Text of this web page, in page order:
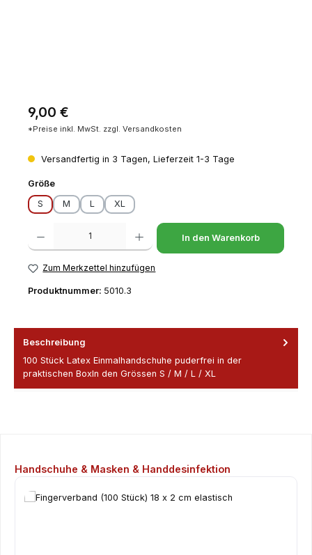
Regulärer Preis:
9,00 €
*Preise inkl. MwSt. zzgl. Versandkosten
Versandfertig in 3 Tagen, Lieferzeit 1-3 Tage
Größeauswählen
S
M L XL
Produkt Anzahl: Gib den gewünschten Wert ein oder benutze die
In den Warenkorb
Zum Merkzettel hinzufügen
Produktnummer: 5010.3
Beschreibung
100 Stück Latex Einmalhandschuhe puderfrei in der
praktischen BoxIn den Grössen S / M / L / XL
Produktgalerie überspringen
Handschuhe & Masken & Handdesinfektion